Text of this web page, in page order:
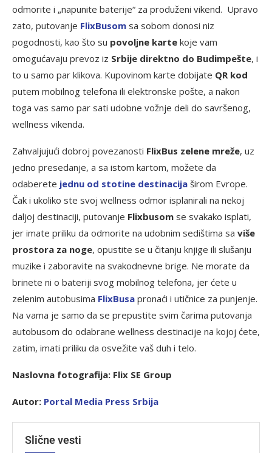
odmorite i „napunite baterije“ za produženi vikend. Upravo
zato, putovanje FlixBusom sa sobom donosi niz
pogodnosti, kao što su povoljne karte koje vam
omogućavaju prevoz iz Srbije direktno do Budimpešte, i
to u samo par klikova. Kupovinom karte dobijate QR kod
putem mobilnog telefona ili elektronske pošte, a nakon
toga vas samo par sati udobne vožnje deli do savršenog,
wellness vikenda.
Zahvaljujući dobroj povezanosti FlixBus zelene mreže, uz
jedno presedanje, a sa istom kartom, možete da
odaberete jednu od stotine destinacija širom Evrope.
Čak i ukoliko ste svoj wellness odmor isplanirali na nekoj
daljoj destinaciji, putovanje Flixbusom se svakako isplati,
jer imate priliku da odmorite na udobnim sedištima sa više
prostora za noge, opustite se u čitanju knjige ili slušanju
muzike i zaboravite na svakodnevne brige. Ne morate da
brinete ni o bateriji svog mobilnog telefona, jer ćete u
zelenim autobusima FlixBusa pronaći i utičnice za punjenje.
Na vama je samo da se prepustite svim čarima putovanja
autobusom do odabrane wellness destinacije na kojoj ćete,
zatim, imati priliku da osvežite vaš duh i telo.
Naslovna fotografija: Flix SE Group
Autor: Portal Media Press Srbija
Slične vesti